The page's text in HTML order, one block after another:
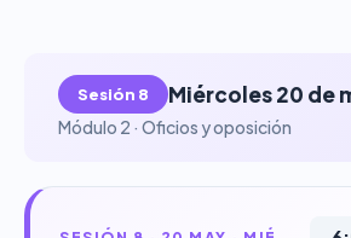
Sesión 8 Miércoles 20 de
Módulo 2 · Oficios y oposición